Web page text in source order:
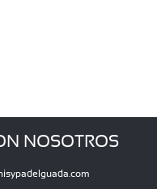
NOSOTROS